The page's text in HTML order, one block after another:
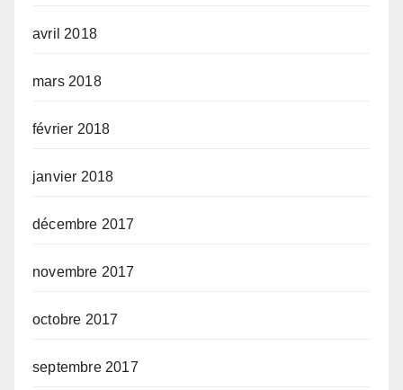
avril 2018
mars 2018
février 2018
janvier 2018
décembre 2017
novembre 2017
octobre 2017
septembre 2017